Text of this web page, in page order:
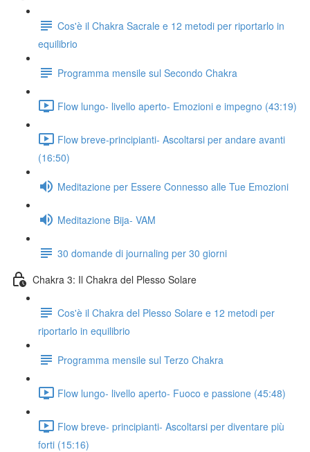
Cos'è il Chakra Sacrale e 12 metodi per riportarlo in
equilibrio
Programma mensile sul Secondo Chakra
Flow lungo- livello aperto- Emozioni e impegno (43:19)
Flow breve-principianti- Ascoltarsi per andare avanti
(16:50)
Meditazione per Essere Connesso alle Tue Emozioni
Meditazione Bija- VAM
30 domande di journaling per 30 giorni
Chakra 3: Il Chakra del Plesso Solare
Cos'è il Chakra del Plesso Solare e 12 metodi per
riportarlo in equilibrio
Programma mensile sul Terzo Chakra
Flow lungo- livello aperto- Fuoco e passione (45:48)
Flow breve- principianti- Ascoltarsi per diventare più
forti (15:16)